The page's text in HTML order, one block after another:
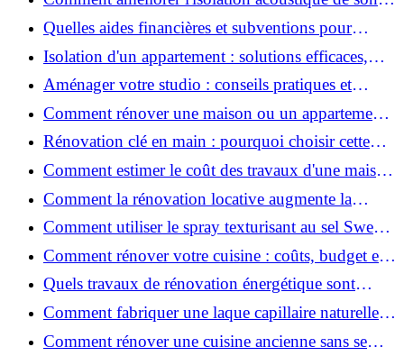
appartement ?
Quelles aides financières et subventions pour
rénover votre appartement en 2026 ?
Isolation d'un appartement : solutions efficaces,
prix et conseils
Aménager votre studio : conseils pratiques et
erreurs à éviter
Comment rénover une maison ou un appartement
avec 50 000 € : budget, étapes et astuces ?
Rénovation clé en main : pourquoi choisir cette
solution et à quoi faire attention ?
Comment estimer le coût des travaux d'une maison
?
Comment la rénovation locative augmente la
rentabilité de votre parc immobilier ?
Comment utiliser le spray texturisant au sel Sweet
Salt pour des cheveux effet plage ?
Comment rénover votre cuisine : coûts, budget et
astuces bois ?
Quels travaux de rénovation énergétique sont
éligibles à MaPrimeRénov' ?
Comment fabriquer une laque capillaire naturelle
maison ?
Comment rénover une cuisine ancienne sans se